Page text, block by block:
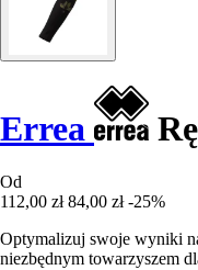
Errea
Od
112,00 zł 84,00 zł -25%
Optymalizuj swoje wyniki
niezbędnym towarzyszem